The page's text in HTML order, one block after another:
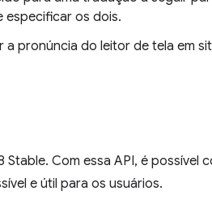
especificar os dois.
pronúncia do leitor de tela em
Stable. Com essa API, é possível
e útil para os usuários.